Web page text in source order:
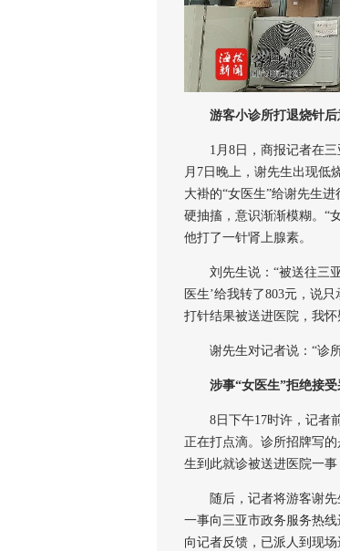
游客小诊所打退烧针后
1月8日，商报记者在三
月7日晚上，谢先生出现低
大褂的“女医生”给谢先生
硬抽搐，意识渐渐模糊。“
他打了一针肾上腺素。
刘先生说：“被送往三亚
医生’给我转了803元，说
打针结果被送进医院，我
谢先生对记者说：“诊所
涉事“女医生”拒绝接受
8日下午17时许，记者前
正在打点滴。诊所招牌写
生到此就诊被送进医院一事
随后，记者将游客谢先
一事向三亚市政务服务热
向记者反馈，已派人到现场